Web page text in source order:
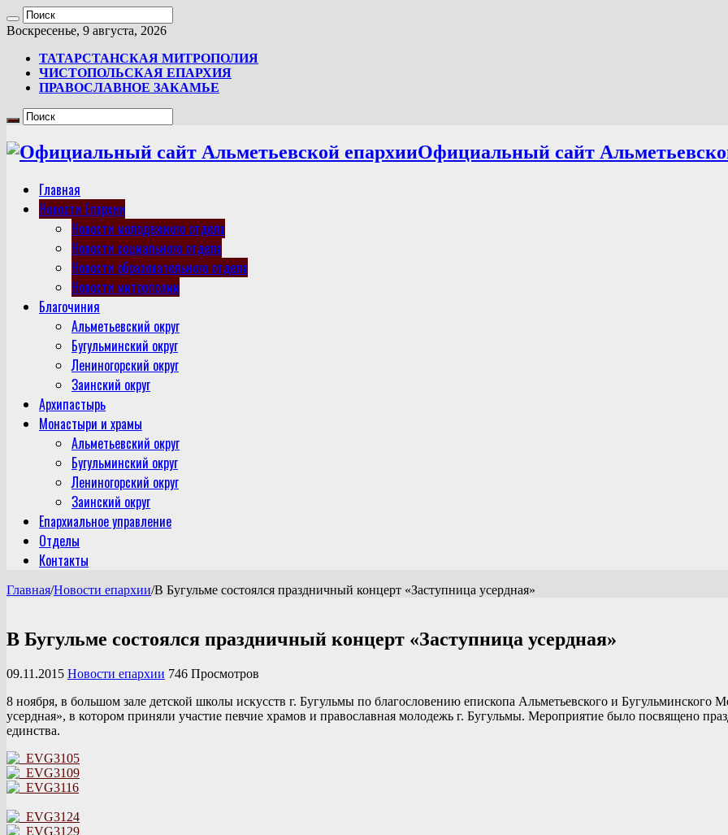
Воскресенье, 9 августа, 2026
ТАТАРСТАНСКАЯ МИТРОПОЛИЯ
ЧИСТОПОЛЬСКАЯ ЕПАРХИЯ
ПРАВОСЛАВНОЕ ЗАКАМЬЕ
Официальный сайт
Главная
Новости Епархии
Новости молодежного отдела
Новости социального отдела
Новости образовательного отдела
Новости митрополии
Благочиния
Альметьевский округ
Бугульминский округ
Лениногорский округ
Заинский округ
Архипастырь
Монастыри и храмы
Альметьевский округ
Бугульминский округ
Лениногорский округ
Заинский округ
Епархиальное управление
Отделы
Контакты
Главная/Новости епархии/В Бугульме состоялся праздничный концерт «Заступница усердная»
В Бугульме состоялся праздничный концерт «Заступница усердная»
09.11.2015 Новости епархии 746 Просмотров
8 ноября, в большом зале детской школы искусств г. Бугульмы по благословению епископа Альметьевского и
усердная», в котором приняли участие певчие храмов и православная молодежь г. Бугульмы. Мероприятие было посвящено
единства.